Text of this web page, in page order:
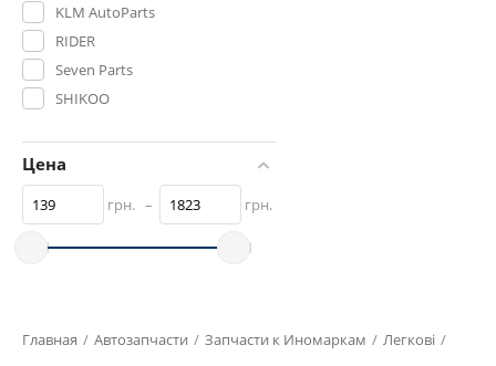
KLM AutoParts
RIDER
Seven Parts
SHIKOO
Цена
грн. – грн.
Главная / Aвтозапчасти / Запчасти к Иномаркам / Легкові /